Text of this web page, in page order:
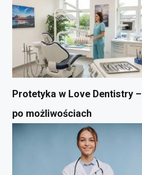
Protetyka w Love Dentistry
po możliwościach